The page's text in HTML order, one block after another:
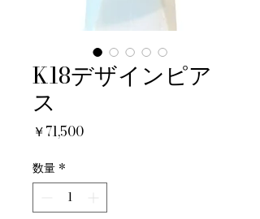
K18デザインピア
ス
￥71,500価
数量 *